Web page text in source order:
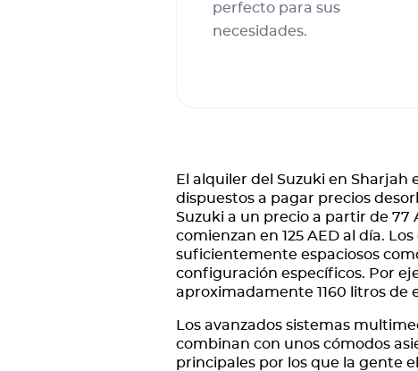
perfecto para sus
necesidades.
El alquiler del Suzuki en
dispuestos a pagar precios
Suzuki a un precio a partir de 77
comienzan en 125 AED al día.
suficientemente espaciosos
configuración específicos. Por
aproximadamente 1160 litros de
Los avanzados sistemas
combinan con unos cómodos
principales por los que la gente